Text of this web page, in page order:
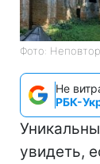
Фото:
Не
РБК-
увидеть,